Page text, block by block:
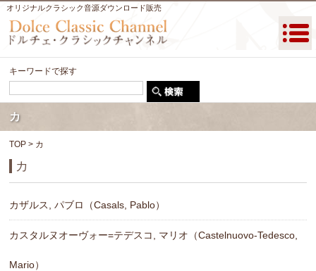
オリジナルクラシック音源ダウンロード販売
キーワードで探す
カ
TOP > カ
カ
カザルス, パブロ（Casals, Pablo）
カスタルヌオーヴォー=テデスコ, マリオ（Castelnuovo-Tedesco,
Mario）